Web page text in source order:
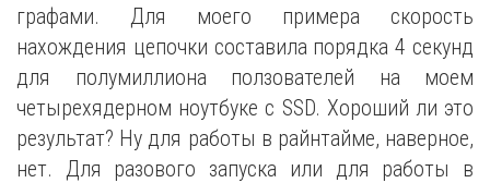
графами. Для моего примера скорость
нахождения цепочки составила порядка 4 секунд
для полумиллиона ползователей на моем
четырехядерном ноутбуке с SSD. Хороший ли это
результат? Ну для работы в райнтайме, наверное,
нет. Для разового запуска или для работы в